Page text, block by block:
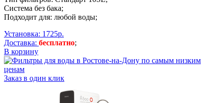
Система без бака;
Подходит для: любой воды;
Установка: 1725р.
Доставка: бесплатно;
В корзину
Заказ в один клик